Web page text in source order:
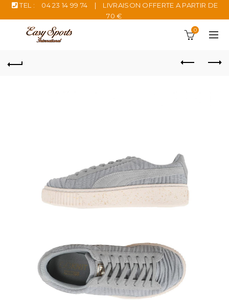
TEL : 04 23 14 99 74 |
LIVRAISON OFFERTE A PARTIR DE
70 €
0